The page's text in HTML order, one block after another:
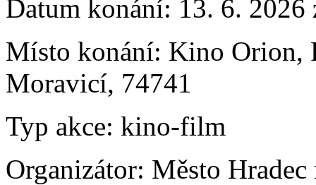
Datum konání: 13. 6. 2026
Místo konání: Kino Orion,
Moravicí, 74741
Typ akce: kino-film
Organizátor: Město